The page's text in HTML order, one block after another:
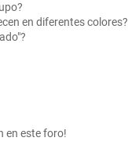
en diferentes colores?
en este foro!